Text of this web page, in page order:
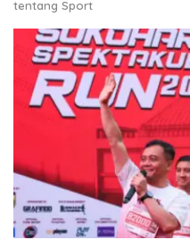
tentang Sport